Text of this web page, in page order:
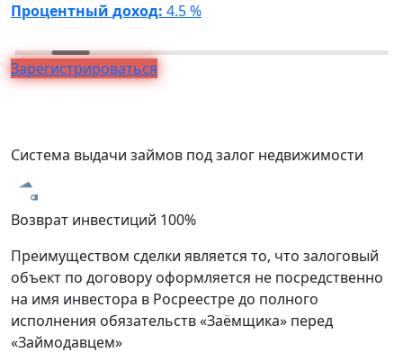
Процентный доход: 4.5 %
Зарегистрироваться
Система выдачи займов под залог недвижимости
Возврат инвестиций 100%
Преимуществом сделки является то, что залоговый
объект по договору оформляется не посредственно
на имя инвестора в Росреестре до полного
исполнения обязательств «Заёмщика» перед
«Займодавцем»